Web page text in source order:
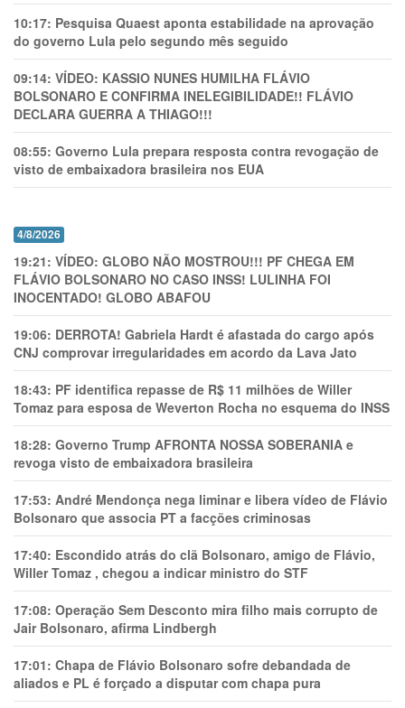
10:17: Pesquisa Quaest aponta estabilidade na aprovação
do governo Lula pelo segundo mês seguido
09:14: VÍDEO: KASSIO NUNES HUMlLHA FLÁVIO
BOLSONARO E CONFIRMA INELEGIBILIDADE!! FLÁVIO
DECLARA GUERRA A THIAGO!!!
08:55: Governo Lula prepara resposta contra revogação de
visto de embaixadora brasileira nos EUA
4/8/2026
19:21: VÍDEO: GLOBO NÃO MOSTROU!!! PF CHEGA EM
FLÁVIO BOLSONARO NO CASO INSS! LULINHA FOI
INOCENTADO! GLOBO ABAFOU
19:06: DERROTA! Gabriela Hardt é afastada do cargo após
CNJ comprovar irregularidades em acordo da Lava Jato
18:43: PF identifica repasse de R$ 11 milhões de Willer
Tomaz para esposa de Weverton Rocha no esquema do INSS
18:28: Governo Trump AFRONTA NOSSA SOBERANIA e
revoga visto de embaixadora brasileira
17:53: André Mendonça nega liminar e libera vídeo de Flávio
Bolsonaro que associa PT a facções criminosas
17:40: Escondido atrás do clã Bolsonaro, amigo de Flávio,
Willer Tomaz , chegou a indicar ministro do STF
17:08: Operação Sem Desconto mira filho mais corrupto de
Jair Bolsonaro, afirma Lindbergh
17:01: Chapa de Flávio Bolsonaro sofre debandada de
aliados e PL é forçado a disputar com chapa pura